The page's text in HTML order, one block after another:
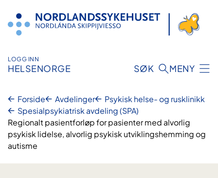
innhold
LOGG INN
HELSENORGE SØK MENY
Forside Avdelinger
Psykisk helse- og rusklinikk
Spesialpsykiatrisk avdeling (SPA)
Regionalt pasientforløp for pasienter med alvorlig
psykisk lidelse, alvorlig psykisk utviklingshemming og
autisme